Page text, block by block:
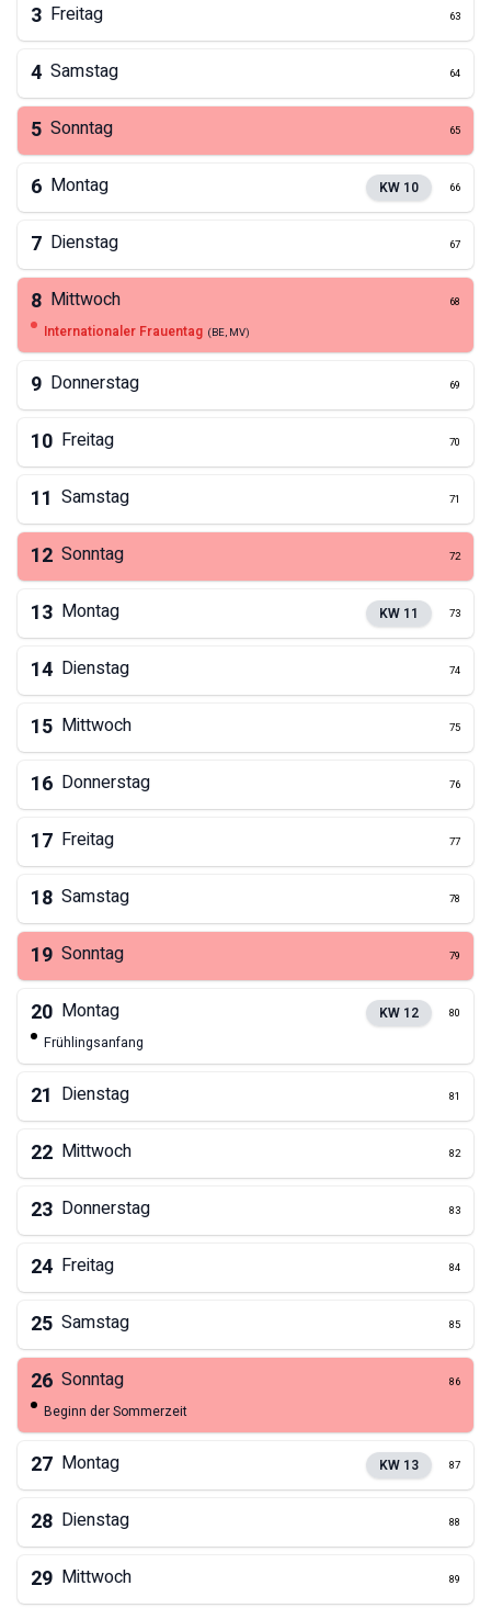
3 Freitag 63
4 Samstag 64
5 Sonntag 65
6 Montag KW 10 66
7 Dienstag 67
8 Mittwoch 68
Internationaler Frauentag (BE, MV)
9 Donnerstag 69
10 Freitag 70
11 Samstag 71
12 Sonntag 72
13 Montag KW 11 73
14 Dienstag 74
15 Mittwoch 75
16 Donnerstag 76
17 Freitag 77
18 Samstag 78
19 Sonntag 79
20 Montag KW 12 80
Frühlingsanfang
21 Dienstag 81
22 Mittwoch 82
23 Donnerstag 83
24 Freitag 84
25 Samstag 85
26 Sonntag 86
Beginn der Sommerzeit
27 Montag KW 13 87
28 Dienstag 88
29 Mittwoch 89